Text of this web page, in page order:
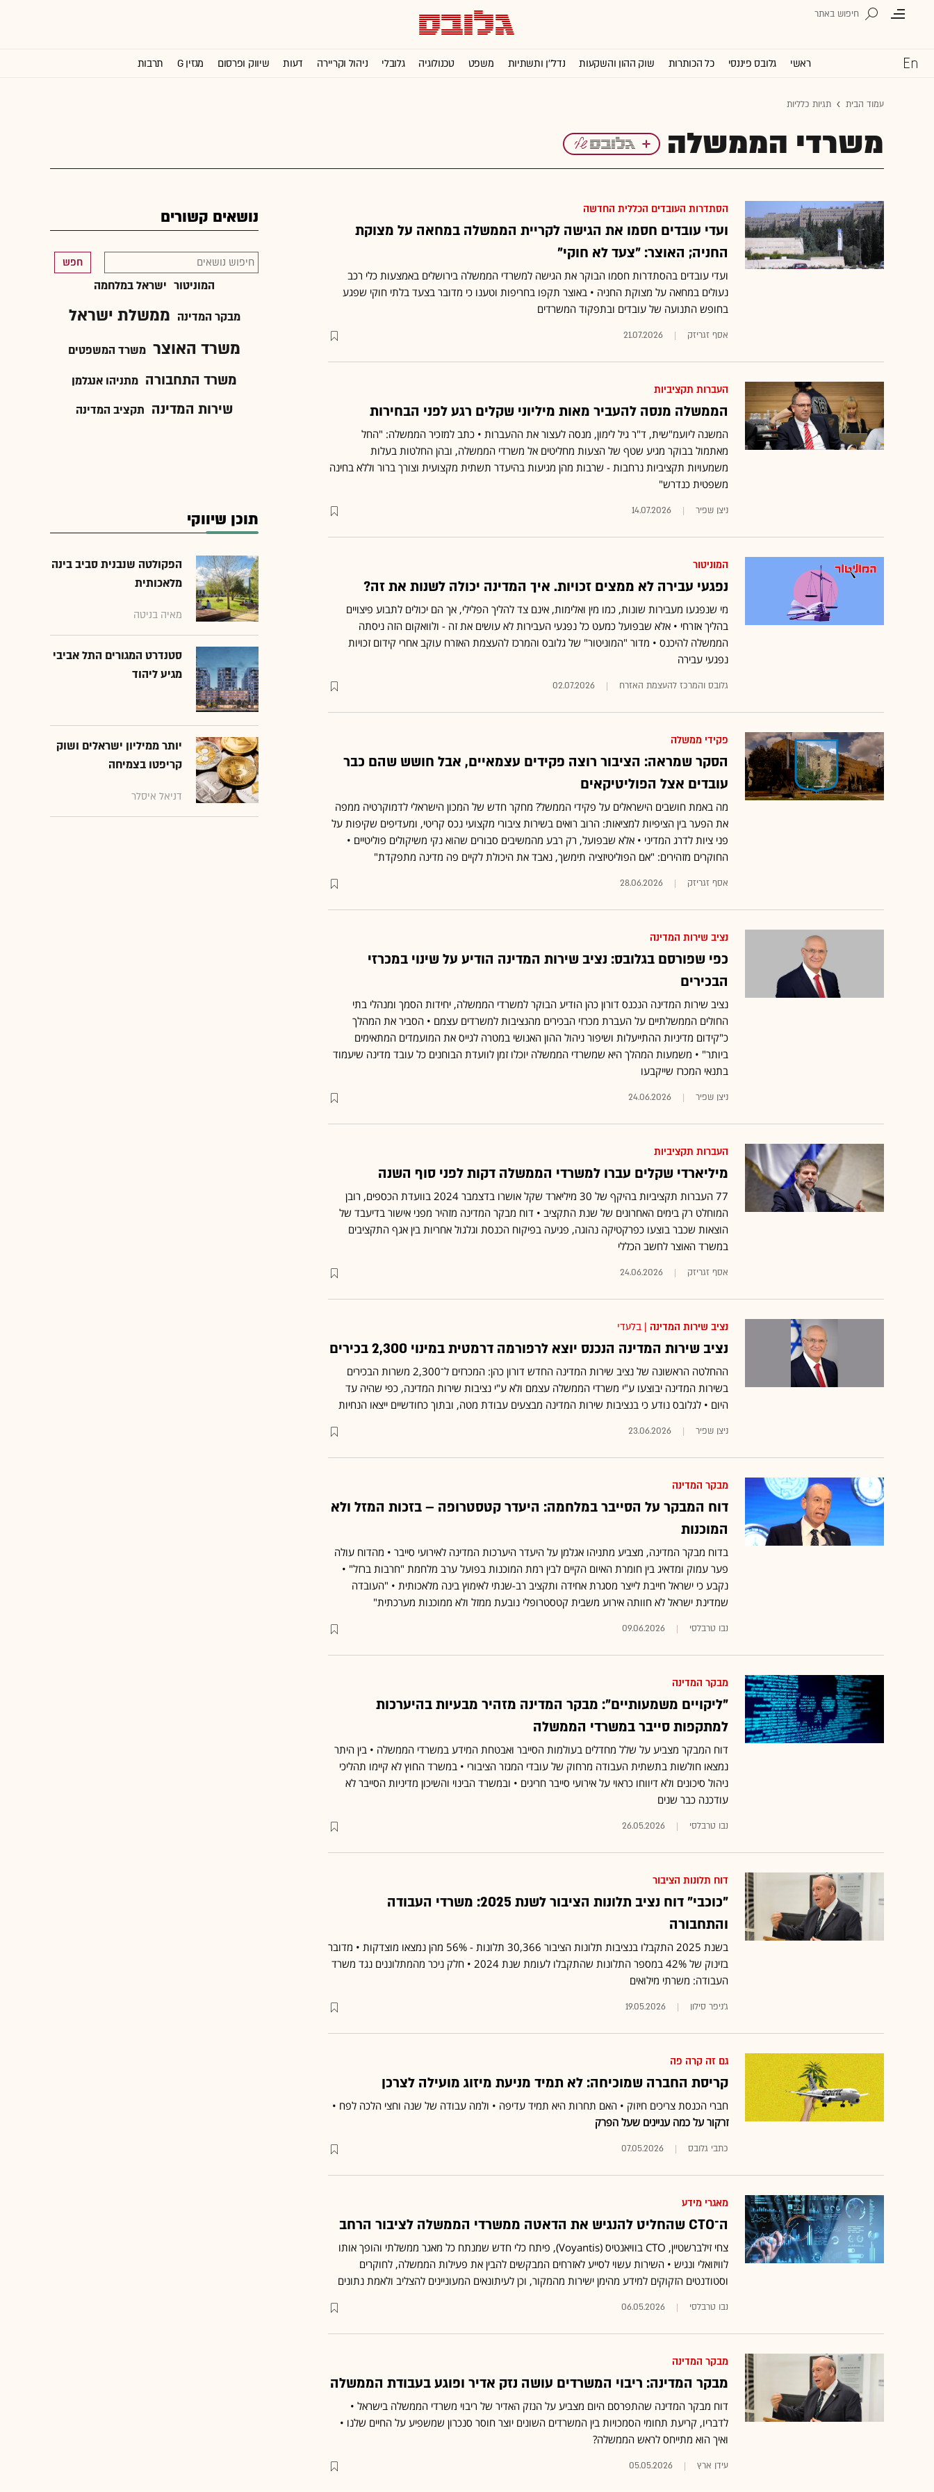
ראשי גלובס פיננסי כל הכותרות שוק ההון והשקעות נדל''ן ותשתיות משפט טכנולוגיה גלובלי ניהול וקריירה דעות שיווק ופרסום מגזין G תרבות
עמוד הבית תגיות כלליות
משרדי הממשלה
הסתדרות העובדים הכללית החדשה
ועדי עובדים חסמו את הגישה לקריית הממשלה במחאה על מצוקת
החניה; האוצר: "צעד לא חוקי"
ועדי עובדים בהסתדרות חסמו הבוקר את הגישה למשרדי הממשלה בירושלים באמצעות כלי רכב
נעולים במחאה על מצוקת החניה • באוצר תקפו בחריפות וטענו כי מדובר בצעד בלתי חוקי שפגע
בחופש התנועה של עובדים ובתפקוד המשרדים
אסף זגריזק 21.07.2026
העברות תקציביות
הממשלה מנסה להעביר מאות מיליוני שקלים רגע לפני הבחירות
המשנה ליועמ"שית, ד"ר גיל לימון, מנסה לעצור את ההעברות • כתב למזכיר הממשלה: "החל
מאתמול בבוקר מגיע שטף של הצעות מחליטים אל משרדי הממשלה, ובהן החלטות בעלות
משמעויות תקציביות נרחבות - שרבות מהן מגיעות בהיעדר תשתית מקצועית וצורך ברור וללא בחינה
משפטית כנדרש"
ניצן שפיר 14.07.2026
המוניטור
נפגעי עבירה לא ממצים זכויות. איך המדינה יכולה לשנות את זה?
מי שנפגעו מעבירות שונות, כמו מין ואלימות, אינם צד להליך הפלילי, אך הם יכולים לתבוע פיצויים
בהליך אזרחי • אלא שבפועל כמעט כל נפגעי העבירות לא עושים את זה - ולוואקום הזה ניסתה
הממשלה להיכנס • מדור "המוניטור" של גלובס והמרכז להעצמת האזרח עוקב אחרי קידום זכויות
נפגעי עבירה
גלובס והמרכז להעצמת האזרח 02.07.2026
פקידי ממשלה
הסקר שמראה: הציבור רוצה פקידים עצמאיים, אבל חושש שהם כבר
עובדים אצל הפוליטיקאים
מה באמת חושבים הישראלים על פקידי הממשל? מחקר חדש של המכון הישראלי לדמוקרטיה ממפה
את הפער בין הציפיות למציאות: הרוב רואים בשירות ציבורי מקצועי נכס קריטי, ומעדיפים שקיפות על
פני ציות לדרג המדיני • אלא שבפועל, רק רבע מהמשיבים סבורים שהוא נקי משיקולים פוליטיים •
החוקרים מזהירים: "אם הפוליטיזציה תימשך, נאבד את היכולת לקיים פה מדינה מתפקדת"
אסף זגריזק 28.06.2026
נציב שירות המדינה
כפי שפורסם בגלובס: נציב שירות המדינה הודיע על שינוי במכרזי
הבכירים
נציב שירות המדינה הנכנס דורון כהן הודיע הבוקר למשרדי הממשלה, יחידות הסמך ומנהלי בתי
החולים הממשלתיים על העברת מכרזי הבכירים מהנציבות למשרדים עצמם • הסביר את המהלך
כ"קידום מדיניות ההתייעלות ושיפור ניהול ההון האנושי במטרה לגייס את המועמדים המתאימים
ביותר" • משמעות המהלך היא שמשרדי הממשלה יוכלו זמן לוועדת הבוחנים כל עובד מדינה שיעמוד
בתנאי המכרז שייקבעו
ניצן שפיר 24.06.2026
העברות תקציביות
מיליארדי שקלים עברו למשרדי הממשלה דקות לפני סוף השנה
77 העברות תקציביות בהיקף של 30 מיליארד שקל אושרו בדצמבר 2024 בוועדת הכספים, רובן
המוחלט רק בימים האחרונים של שנת התקציב • דוח מבקר המדינה מזהיר מפני אישור בדיעבד של
הוצאות שכבר בוצעו כפרקטיקה נהוגה, פגיעה בפיקוח הכנסת וגלגול אחריות בין אגף התקציבים
במשרד האוצר לחשב הכללי
אסף זגריזק 24.06.2026
נציב שירות המדינה | בלעדי
נציב שירות המדינה הנכנס יוצא לרפורמה דרמטית במינוי 2,300 בכירים
ההחלטה הראשונה של נציב שירות המדינה החדש דורון כהן: המכרזים ל־2,300 משרות הבכירים
בשירות המדינה יבוצעו ע"י משרדי הממשלה עצמם ולא ע"י נציבות שירות המדינה, כפי שהיה עד
היום • לגלובס נודע כי בנציבות שירות המדינה מבצעים עבודת מטה, ובתוך כחודשיים ייצאו הנחיות
ניצן שפיר 23.06.2026
מבקר המדינה
דוח המבקר על הסייבר במלחמה: היעדר קטסטרופה – בזכות המזל ולא
המוכנות
בדוח מבקר המדינה, מצביע מתניהו אגלמן על היעדר היערכות המדינה לאירועי סייבר • מהדוח עולה
פער עמוק ומדאיג בין חומרת האיום הקיים לבין רמת המוכנות בפועל ערב מלחמת "חרבות ברזל" •
נקבע כי ישראל חייבת לייצר מסגרת אחידה ותקציב רב-שנתי לאימוץ בינה מלאכותית • "העובדה
שמדינת ישראל לא חוותה אירוע משבית קטסטרופלי נובעת ממזל ולא ממוכנות מערכתית"
נבו טרבלסי 09.06.2026
מבקר המדינה
"ליקויים משמעותיים": מבקר המדינה מזהיר מבעיות בהיערכות
למתקפות סייבר במשרדי הממשלה
דוח המבקר מצביע על שלל מחדלים בעולמות הסייבר ואבטחת המידע במשרדי הממשלה • בין היתר
נמצאו חולשות בתשתית העבודה מרחוק של עובדי המגזר הציבורי • במשרד החוץ לא קיימו תהליכי
ניהול סיכונים ולא דיווחו כראוי על אירועי סייבר חריגים • ובמשרד הבינוי והשיכון מדיניות הסייבר לא
עודכנה כבר שנים
נבו טרבלסי 26.05.2026
דוח תלונות הציבור
"כוכבי" דוח נציב תלונות הציבור לשנת 2025: משרדי העבודה
והתחבורה
בשנת 2025 התקבלו בנציבות תלונות הציבור 30,366 תלונות - 56% מהן נמצאו מוצדקות • מדובר
בזינוק של 42% במספר התלונות שהתקבלו לעומת שנת 2024 • חלק ניכר מהמתלוננים נגד משרד
העבודה: משרתי מילואים
ג'ניפר סילון 19.05.2026
גם זה קרה פה
קריסת החברה שמוכיחה: לא תמיד מניעת מיזוג מועילה לצרכן
חברי הכנסת צריכים חיזוק • האם תחרות היא תמיד עדיפה • ולמה עבודה של שנה וחצי הלכה לפח •
זרקור על כמה עניינים שעל הפרק
כתבי גלובס 07.05.2026
מאגרי מידע
ה־CTO שהחליט להנגיש את הדאטה ממשרדי הממשלה לציבור הרחב
צחי זילברשטיין, CTO בוויאנטיס (Voyantis), פיתח כלי חדש שמנתח כל מאגר ממשלתי והופך אותו
לוויזואלי ונגיש • השירות עשוי לסייע לאזרחים המבקשים להבין את פעילות הממשלה, לחוקרים
וסטודנטים הזקוקים למידע מהימן ישירות מהמקור, וכן לעיתונאים המעוניינים להצליב ולאמת נתונים
נבו טרבלסי 06.05.2026
מבקר המדינה
מבקר המדינה: ריבוי המשרדים עושה נזק אדיר ופוגע בעבודת הממשלה
דוח מבקר המדינה שהתפרסם היום מצביע על הנזק האדיר של ריבוי משרדי הממשלה בישראל •
לדבריו, קריעת תחומי הסמכויות בין המשרדים השונים יוצר חוסר סנכרון שמשפיע על החיים שלנו •
ואיך הוא מתייחס לראש הממשלה?
עידן ארץ 05.05.2026
נושאים קשורים
חפש
המוניטור ישראל במלחמה
מבקר המדינה ממשלת ישראל
משרד האוצר משרד המשפטים
משרד התחבורה מתניהו אנגלמן
שירות המדינה תקציב המדינה
תוכן שיווקי
הפקולטה שנבנית סביב בינה
מלאכותית
מאיה בניטה
סטנדרט המגורים התל אביבי
מגיע ליהוד
יותר ממיליון ישראלים ושוק
קריפטו בצמיחה
דניאל איסלר